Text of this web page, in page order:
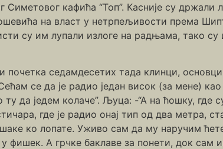
кафића “Топ”. Касније су држали
на власт у нетрпељивости према
су им лупали излоге на радњама, тако
почетка седамдесетих тада клинци,
се да је радио један висок (за мене)
да једем колаче”. Љуца: -“А на ћошку, где
где је радио онај тип од два метра,
ко лопате. Уживо сам да му наручим
фишек. А грчке баклаве за понети, док сам